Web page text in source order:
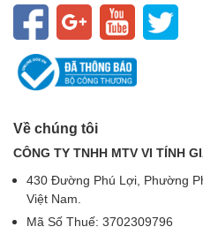
Về chúng tôi
CÔNG TY TNHH MTV VI TÍNH
430 Đường Phú Lợi, Phường
Việt Nam.
Mã Số Thuế: 3702309796